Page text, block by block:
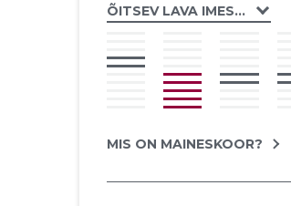
ÕITSEV LAVA IMESID
MIS ON MAINESKOOR?